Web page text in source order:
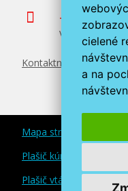
cielené
a na
+420 377
Volajte v
Kontaktné údaje
Mapa stránok
Plašič kún a myší
Plašič vtákov